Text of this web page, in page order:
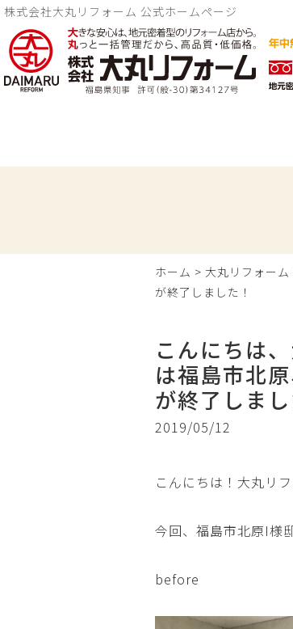
株式会社大丸リフォーム 公式ホームページ
ホーム > 大丸リフォー
が終了しました！
こんにちは
は福島市北
が終了しまし
2019/05/12
こんにちは！大丸リ
今回、福島市北原I様
before